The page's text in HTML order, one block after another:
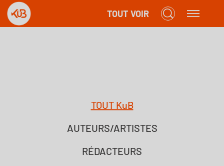
TOUT VOIR
TOUT KuB
AUTEURS/ARTISTES
RÉDACTEURS